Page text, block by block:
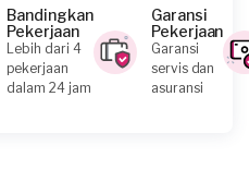
Bandingkan
Pekerjaan
Lebih dari 4
pekerjaan
dalam 24 jam
Garansi
Pekerjaan
Garansi
servis dan
asuransi